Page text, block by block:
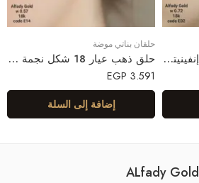
حلق ذهب عيار 18 شكل إنفينيتي مرصع فصوص – Alfady Gold | رمز الأناقة الدائمة
حلقان بناتي موضة
حلق ذهب عيار 18 شكل نجمة لامعه – Alfady Gold | تصميم رقيق ولامع
3.591
EGP
إضافة إلى السلة
ALfady Gold